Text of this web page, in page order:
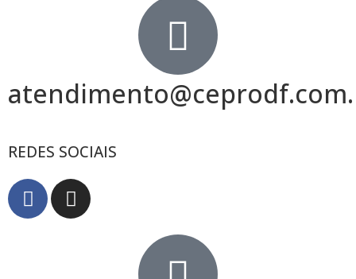
REDES SOCIAIS